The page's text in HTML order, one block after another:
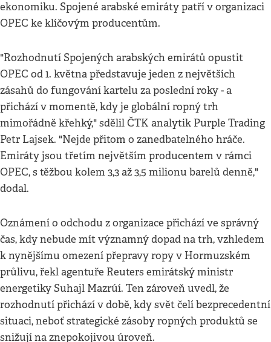
ekonomiku. Spojené arabské emiráty patří v organizaci
OPEC ke klíčovým producentům.
"Rozhodnutí Spojených arabských emirátů opustit
OPEC od 1. května představuje jeden z největších
zásahů do fungování kartelu za poslední roky - a
přichází v momentě, kdy je globální ropný trh
mimořádně křehký," sdělil ČTK analytik Purple Trading
Petr Lajsek. "Nejde přitom o zanedbatelného hráče.
Emiráty jsou třetím největším producentem v rámci
OPEC, s těžbou kolem 3,3 až 3,5 milionu barelů denně,"
dodal.
Oznámení o odchodu z organizace přichází ve správný
čas, kdy nebude mít významný dopad na trh, vzhledem
k nynějšímu omezení přepravy ropy v Hormuzském
průlivu, řekl agentuře Reuters emirátský ministr
energetiky Suhajl Mazrúí. Ten zároveň uvedl, že
rozhodnutí přichází v době, kdy svět čelí bezprecedentní
situaci, neboť strategické zásoby ropných produktů se
snižují na znepokojivou úroveň.